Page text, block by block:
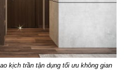
kịch trần tận dụng tối ưu không gian